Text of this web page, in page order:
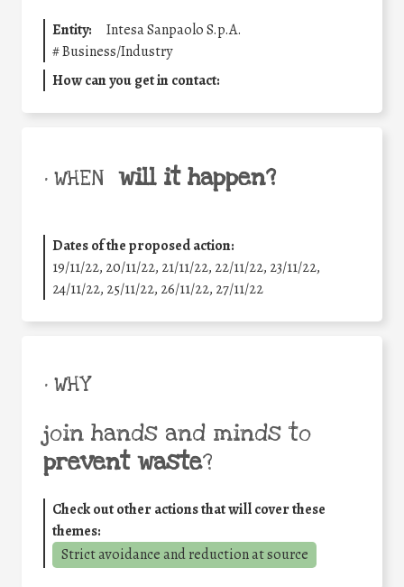
Entity:
Intesa Sanpaolo S.p.A.
#Business/Industry
How can you get in contact:
• WHEN will it happen?
Dates of the proposed action:
19/11/22, 20/11/22, 21/11/22, 22/11/22, 23/11/22,
24/11/22, 25/11/22, 26/11/22, 27/11/22
• WHY
join hands and minds to
prevent waste?
Check out other actions that will cover these
themes:
Strict avoidance and reduction at source